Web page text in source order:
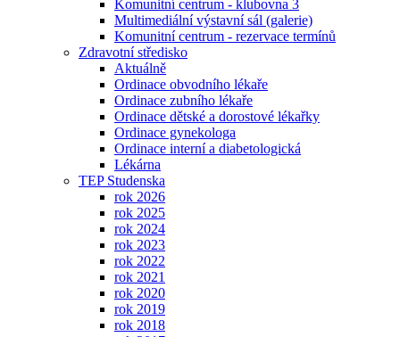
Komunitní centrum - klubovna 3
Multimediální výstavní sál (galerie)
Komunitní centrum - rezervace termínů
Zdravotní středisko
Aktuálně
Ordinace obvodního lékaře
Ordinace zubního lékaře
Ordinace dětské a dorostové lékařky
Ordinace gynekologa
Ordinace interní a diabetologická
Lékárna
TEP Studenska
rok 2026
rok 2025
rok 2024
rok 2023
rok 2022
rok 2021
rok 2020
rok 2019
rok 2018